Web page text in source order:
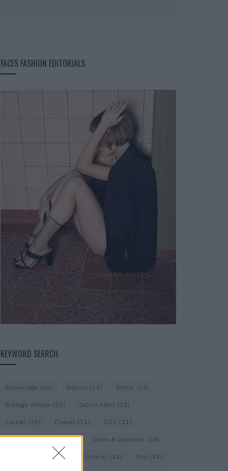
FACES FASHION EDITORIALS
KEYWORD SEARCH
Balenciaga (20) Beauty (18) Berlin (29)
Bottega Veneta (26) Calvin Klein (22)
Cartier (25) Chanel (71) COS (21)
Dolce & Gabbana (18)
Dries van Noten(20) Editorial (42) Etro (18)